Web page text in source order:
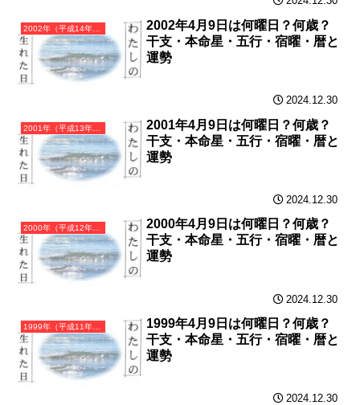
2002年（平成14年）壬午（みずのえうま）・午年（うま年）カレンダー（月曜はじまり）
2002年4月9日は何曜日？何歳？
干支・本命星・五行・宿曜・暦と
運勢
2024.12.30
2001年（平成13年）辛巳（かのとみ）・巳年（へび年）カレンダー（月曜はじまり）
2001年4月9日は何曜日？何歳？
干支・本命星・五行・宿曜・暦と
運勢
2024.12.30
2000年（平成12年）庚辰（かのえたつ）・辰年（たつ年）カレンダー（月曜はじまり）
2000年4月9日は何曜日？何歳？
干支・本命星・五行・宿曜・暦と
運勢
2024.12.30
1999年（平成11年）己卯（つちのとう）・卯年（うさぎ年）カレンダー（月曜はじまり）
1999年4月9日は何曜日？何歳？
干支・本命星・五行・宿曜・暦と
運勢
2024.12.30